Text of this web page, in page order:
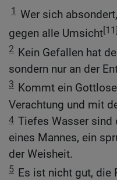
1 Wer sich
gegen alle Umsicht[11]
2 Kein Gefallen hat
sondern nur an der
3 Kommt ein
Verachtung und mit
4 Tiefes Wasser sind
eines Mannes, ein
der Weisheit.
5 Es ist nicht gut, die